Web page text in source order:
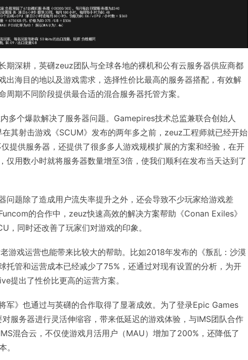
期深耕，英礴zeuz团队与全球各地的裸机和公有云服务器供应商都
出海目的地以及游戏需求，选择性价比最高的服务器搭配，有效解
周期不同阶段提供最合适的混合服务器托管方案。
多个爆款解决了服务器问题。Gamepires技术总监兼联合创始人
其射击游戏《SCUM》发布的两年多之前，zeuz工程师就已经开始
提供服务器，还提供了很多多人游戏规模扩展的方案和经验，在开
仅用数小时就将服务器数量增至3倍，使我们顺利在发布当天达到了
问题除了造成用户流失率提升之外，还会导致不少玩家给游戏差
的合作中，zeuz快速高效的解决方案帮助《Conan Exiles》
，同时还改善了玩家们对游戏的印象。
游戏运营也能带来比较大的帮助。比如2018年发布的《叛乱：沙漠
托管和运营成本已经减少了75%，还通过对现有设置的分析，为开
提出了性价比更高的运营方案。
军》也通过与英礴的合作取得了显著成效。为了登录Epic Games
服务器进行灵活伸缩容，带来低延迟的游戏体验，与IMS团队合作
混合云，不仅使游戏月活用户（MAU）增加了200%，还降低了
。